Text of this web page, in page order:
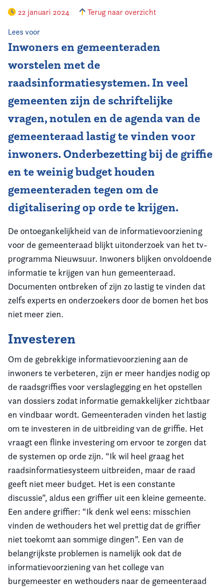
22 januari 2024 Terug naar overzicht
Lees voor
Inwoners en gemeenteraden
worstelen met de
raadsinformatiesystemen. In veel
gemeenten zijn de schriftelijke
vragen, notulen en de agenda van de
gemeenteraad lastig te vinden voor
inwoners. Onderbezetting bij de griffie
en te weinig budget houden
gemeenteraden tegen om de
digitalisering op orde te krijgen.
De ontoegankelijkheid van de informatievoorziening
voor de gemeenteraad blijkt uitonderzoek van het tv-
programma Nieuwsuur. Inwoners blijken onvoldoende
informatie te krijgen van hun gemeenteraad.
Documenten ontbreken of zijn zo lastig te vinden dat
zelfs experts en onderzoekers door de bomen het bos
niet meer zien.
Investeren
Om de gebrekkige informatievoorziening aan de
inwoners te verbeteren, zijn er meer handjes nodig op
de raadsgriffies voor verslaglegging en het opstellen
van dossiers zodat informatie gemakkelijker zichtbaar
en vindbaar wordt. Gemeenteraden vinden het lastig
om te investeren in de uitbreiding van de griffie. Het
vraagt een flinke investering om ervoor te zorgen dat
de systemen op orde zijn. “Ik wil heel graag het
raadsinformatiesysteem uitbreiden, maar de raad
geeft niet meer budget. Het is een constante
discussie”, aldus een griffier uit een kleine gemeente.
Een andere griffier: “Ik denk wel eens: misschien
vinden de wethouders het wel prettig dat de griffier
niet toekomt aan sommige dingen”. Een van de
belangrijkste problemen is namelijk ook dat de
informatievoorziening van het college van
burgemeester en wethouders naar de gemeenteraad